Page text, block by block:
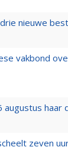
nieuwe
vakbond
augustus haar
zeven